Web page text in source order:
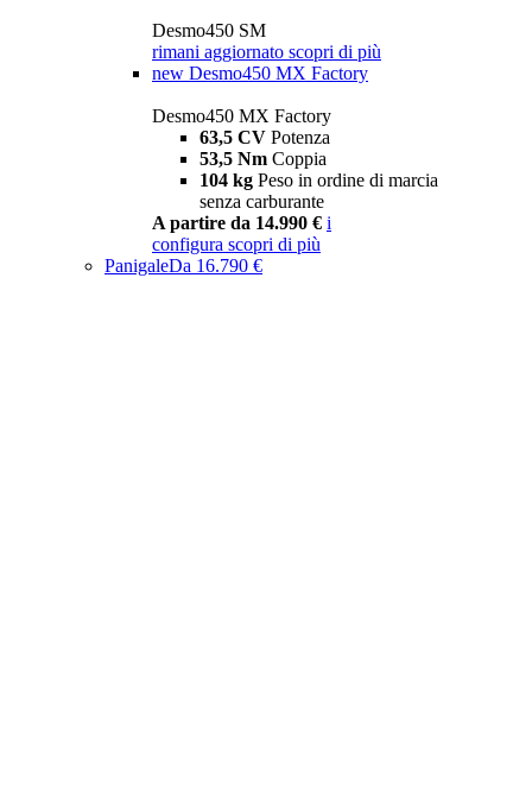
Desmo450 SM
rimani aggiornato scopri di più
new Desmo450 MX Factory
Desmo450 MX Factory
63,5 CV Potenza
53,5 Nm Coppia
104 kg Peso in ordine di marcia
senza carburante
A partire da 14.990 € i
configura scopri di più
PanigaleDa 16.790 €